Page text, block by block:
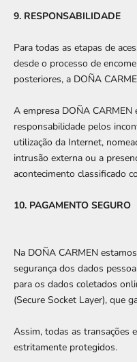
9. RESPONSABILIDADE
Para todas as etapas de
desde o processo de
posteriores, a DOÑA
A empresa DOÑA
responsabilidade pelos
utilização da Internet,
intrusão externa ou a
acontecimento classificado
10. PAGAMENTO SEGURO
Na DOÑA CARMEN
segurança dos dados
para os dados coletados
(Secure Socket Layer), que
Assim, todas as transações
estritamente protegidos.